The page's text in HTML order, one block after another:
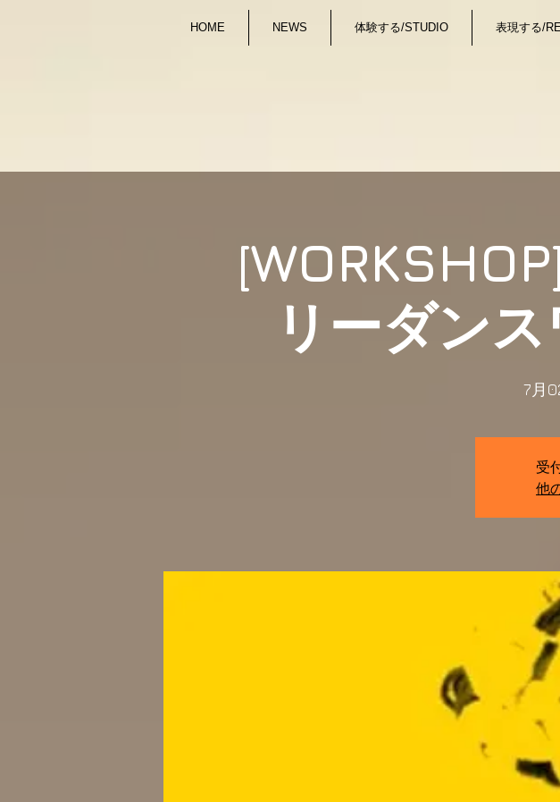
HOME NEWS 体験する/STUDIO 表現する/
リーダン
7月
受
他